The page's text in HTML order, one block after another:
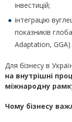
інвестицій;
інтеграцію
показників
Adaptation,
Для бізнесу в
на внутрішні
міжнародну
Чому бізнесу